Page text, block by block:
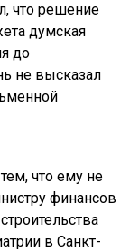
что решение
думская
до
не высказал
что ему не
финансов
в Санкт-